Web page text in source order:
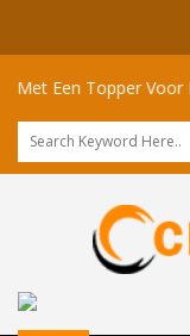
Topper Voor Meer